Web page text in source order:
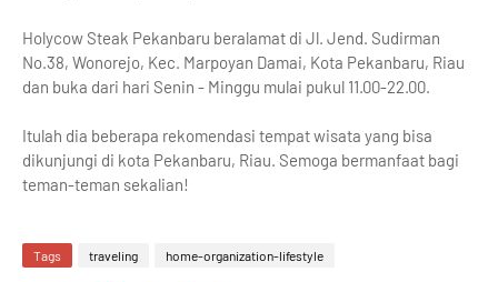
Holycow Steak Pekanbaru beralamat di Jl. Jend. Sudirman
No.38, Wonorejo, Kec. Marpoyan Damai, Kota Pekanbaru, Riau
dan buka dari hari Senin - Minggu mulai pukul 11.00-22.00.
Itulah dia beberapa rekomendasi tempat wisata yang bisa
dikunjungi di kota Pekanbaru, Riau. Semoga bermanfaat bagi
teman-teman sekalian!
Tags traveling home-organization-lifestyle